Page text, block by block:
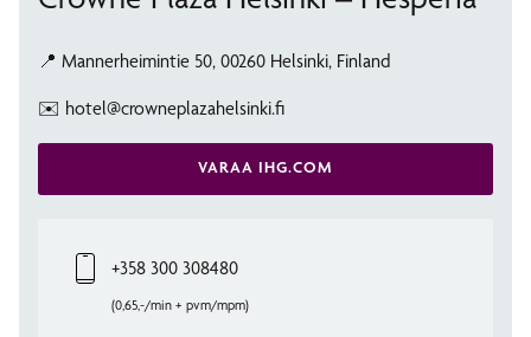
📍 Mannerheimintie 50, 00260 Helsinki, Finland
✉️ hotel@crowneplazahelsinki.fi
VARAA IHG.COM
+358 300 308480
(0,65,-/min + pvm/mpm)